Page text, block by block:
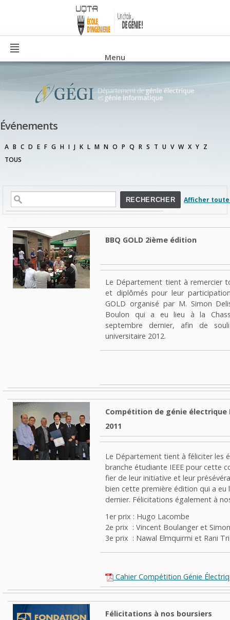
Menu
Événements
A B C D E F G H I J K L M N O P Q R S T U V W X Y Z
TOUS
RECHERCHER Afficher
BBQ GOLD 2ième édition
Le Département tient à remercier
et diplômés pour leur
GOLD organisé par M. Simon
Boulon qui a eu lieu à la
septembre dernier, afin de
universitaire 2012.
Compétition de génie électrique
2011
Le Département tient à féliciter les
branche étudiante IEEE pour cette
fier de leur initiative et leur
bien cette première édition qui a eu
dernier. Félicitations également à
1er prix : Hugo Lacombe
2e prix : Vincent Boulanger et
3e prix : Nawal Elmquirmi et Rani
Cahier Compétition Génie
Félicitations à nos boursiers